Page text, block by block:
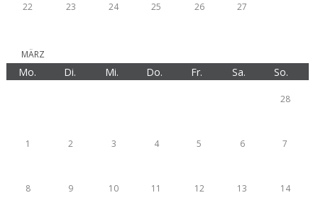
22 23 24 25 26 27
MÄRZ
Mo. Di. Mi. Do. Fr. Sa. So.
28
1 2 3 4 5 6 7
8 9 10 11 12 13 14